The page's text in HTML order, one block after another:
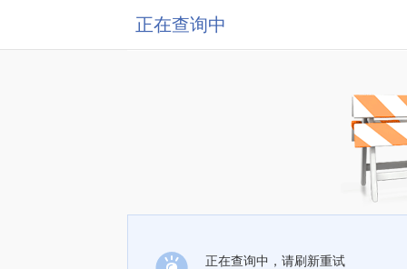
正在查询中
正在查询中，请刷新重试